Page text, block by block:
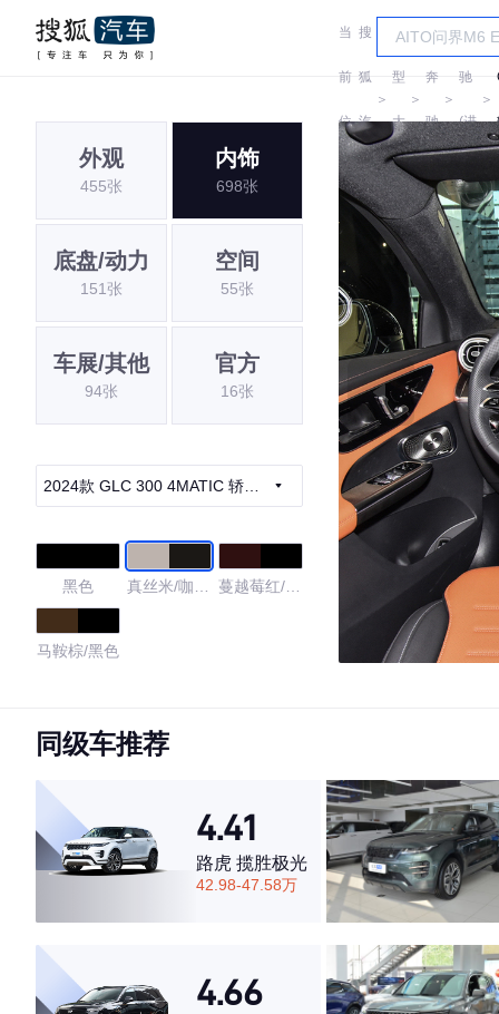
当
前
位
置:
搜
狐
汽
车
＞
车
型
大
全
＞
奔
驰
＞
奔
驰
(进
＞
外观
455张
内饰
698张
底盘/动力
151张
空间
55张
车展/其他
94张
官方
16张
2024款 GLC 300 4MATIC 轿跑
黑色
真丝米/咖啡
蔓越莓红/黑
马鞍棕/黑色
4.36
·外观表现较为优秀，优于84%同级车
·内饰表现较为优秀，优于58%同级车
·空间表现一般，低于95%同级车
同级车推荐
4.41
路虎 揽胜极光
42.98-47.58万
4.66